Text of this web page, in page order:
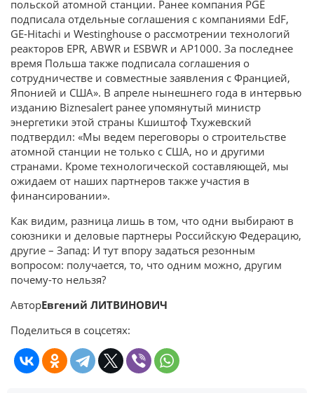
польской атомной станции. Ранее компания PGE
подписала отдельные соглашения с компаниями EdF,
GE-Hitachi и Westinghouse о рассмотрении технологий
реакторов EPR, ABWR и ESBWR и AP1000. За последнее
время Польша также подписала соглашения о
сотрудничестве и совместные заявления с Францией,
Японией и США». В апреле нынешнего года в интервью
изданию Biznesalert ранее упомянутый министр
энергетики этой страны Кшиштоф Тхужевский
подтвердил: «Мы ведем переговоры о строительстве
атомной станции не только с США, но и другими
странами. Кроме технологической составляющей, мы
ожидаем от наших партнеров также участия в
финансировании».
Как видим, разница лишь в том, что одни выбирают в
союзники и деловые партнеры Российскую Федерацию,
другие – Запад: И тут впору задаться резонным
вопросом: получается, то, что одним можно, другим
почему-то нельзя?
АвторЕвгений ЛИТВИНОВИЧ
Поделиться в соцсетях: